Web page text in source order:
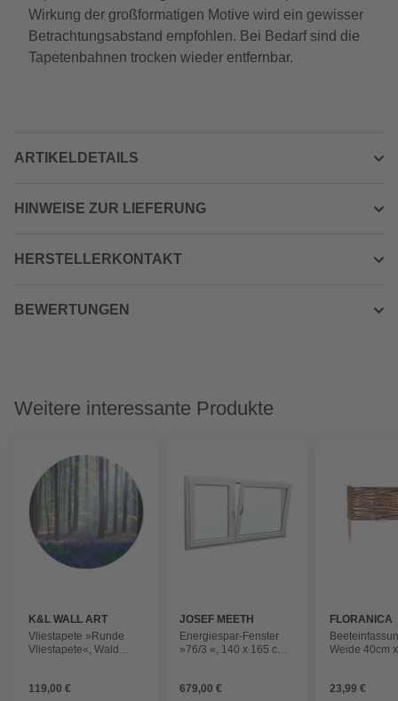
Wirkung der großformatigen Motive wird ein gewisser
Betrachtungsabstand empfohlen. Bei Bedarf sind die
Tapetenbahnen trocken wieder entfernbar.
ARTIKELDETAILS
HINWEISE ZUR LIEFERUNG
HERSTELLERKONTAKT
BEWERTUNGEN
Weitere interessante Produkte
K&L WALL ART
Vliestapete »Runde
Vliestapete«, Wald
matt
119,00 €
JOSEF MEETH
FENSTER UND
TÜREN
Energiespar-Fenster
»76/3 «, 140 x 165 cm
679,00 €
FLORANICA
Weide 40cm
23,99 €